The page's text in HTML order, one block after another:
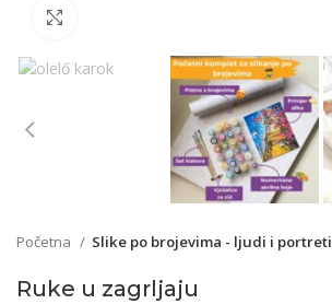
Početna Slike po brojevima - ljudi i portreti
Ruke u zagrljaju